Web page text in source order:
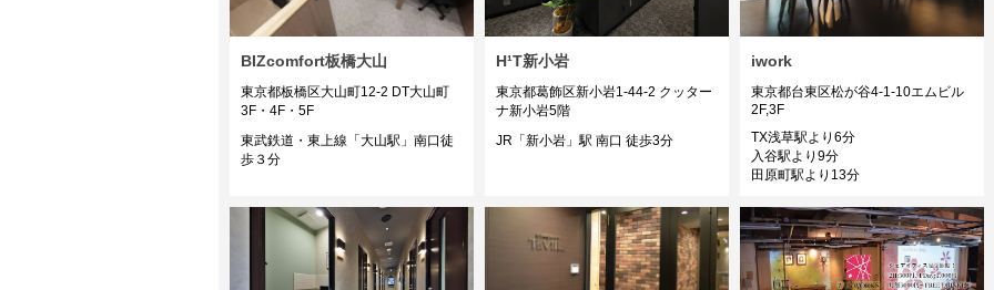
BIZcomfort板橋大山
東京都板橋区大山町12-2 DT大山町
3F・4F・5F
東武鉄道・東上線「大山駅」南口徒
歩３分
H¹T新小岩
東京都葛飾区新小岩1-44-2 クッター
ナ新小岩5階
JR「新小岩」駅 南口 徒歩3分
iwork
東京都台東区松が谷4-1-10エムビル
2F,3F
TX浅草駅より6分
入谷駅より9分
田原町駅より13分